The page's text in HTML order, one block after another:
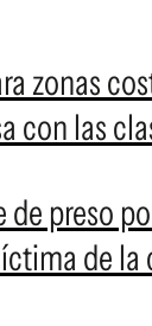
zonas
con las
de preso
de la